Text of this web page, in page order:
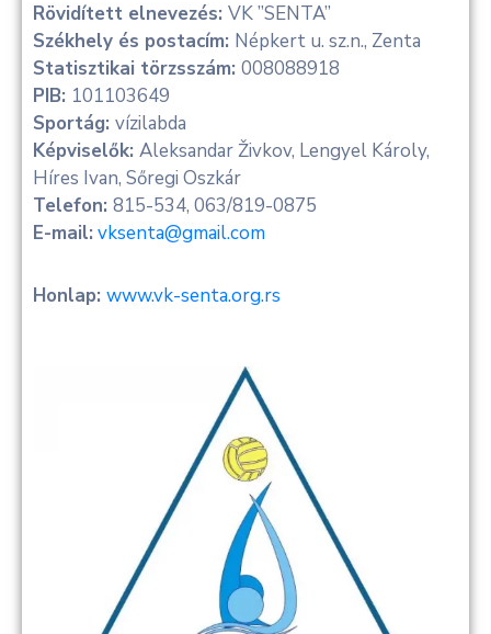
Rövidített elnevezés: VK ”SENTA”
Székhely és postacím: Népkert u. sz.n., Zenta
Statisztikai törzsszám: 008088918
PIB: 101103649
Sportág: vízilabda
Képviselők: Aleksandar Živkov, Lengyel Károly,
Híres Ivan, Sőregi Oszkár
Telefon: 815-534, 063/819-0875
E-mail: vksenta@gmail.com
Honlap: www.vk-senta.org.rs